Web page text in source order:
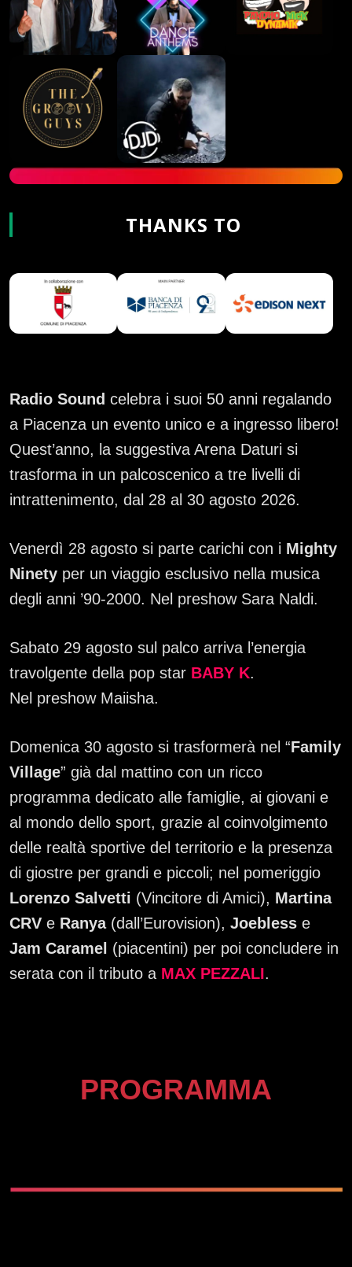
THANKS TO
Radio Sound celebra i suoi 50 anni regalando
a Piacenza un evento unico e a ingresso libero!
Quest’anno, la suggestiva Arena Daturi si
trasforma in un palcoscenico a tre livelli di
intrattenimento, dal 28 al 30 agosto 2026.
Venerdì 28 agosto si parte carichi con i Mighty
Ninety per un viaggio esclusivo nella musica
degli anni ’90-2000. Nel preshow Sara Naldi.
Sabato 29 agosto sul palco arriva l’energia
travolgente della pop star BABY K.
Nel preshow Maiisha.
Domenica 30 agosto si trasformerà nel “Family
Village” già dal mattino con un ricco
programma dedicato alle famiglie, ai giovani e
al mondo dello sport, grazie al coinvolgimento
delle realtà sportive del territorio e la presenza
di giostre per grandi e piccoli; nel pomeriggio
Lorenzo Salvetti (Vincitore di Amici), Martina
CRV e Ranya(dall’Eurovision), Joebless e
Jam Caramel (piacentini) per poi concludere in
serata con il tributo a MAX PEZZALI.
PROGRAMMA